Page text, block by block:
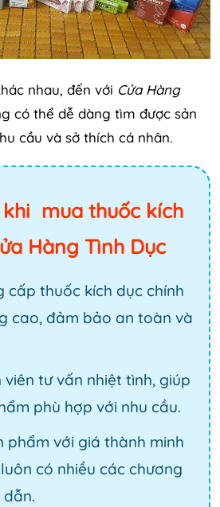
nhau, đến với Cửa Hàng
có thể dễ dàng tìm được sản
cầu và sở thích cá nhân.
khi mua thuốc kích
Hàng Tình Dục
cấp thuốc kích dục chính
cao, đảm bảo an toàn và
tư vấn nhiệt tình, giúp
phù hợp với nhu cầu.
phẩm với giá thành minh
có nhiều các chương